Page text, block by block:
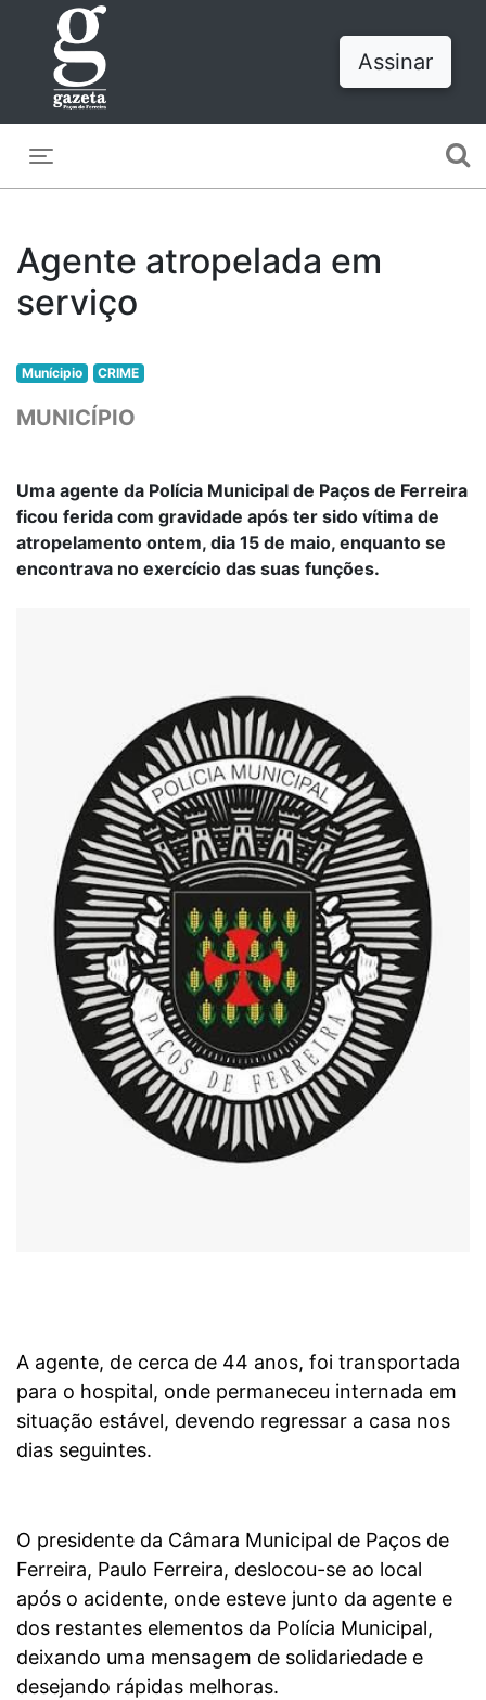
Assinar
Agente atropelada em
serviço
Munícipio CRIME
MUNICÍPIO
Uma agente da Polícia Municipal de Paços de Ferreira
ficou ferida com gravidade após ter sido vítima de
atropelamento ontem, dia 15 de maio, enquanto se
encontrava no exercício das suas funções.
A agente, de cerca de 44 anos, foi transportada
para o hospital, onde permaneceu internada em
situação estável, devendo regressar a casa nos
dias seguintes.
O presidente da Câmara Municipal de Paços de
Ferreira, Paulo Ferreira, deslocou-se ao local
após o acidente, onde esteve junto da agente e
dos restantes elementos da Polícia Municipal,
deixando uma mensagem de solidariedade e
desejando rápidas melhoras.